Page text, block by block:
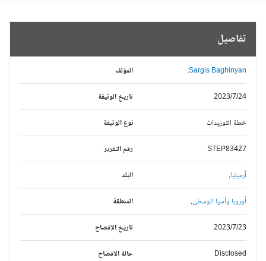
تفاصيل
المؤلف Sargis Baghinyan;
تاريخ الوثيقة 2023/7/24
نوع الوثيقة خطة التوريدات
رقم التقرير STEP83427
البلد أرمينيا,
المنطقة أوروبا وآسيا الوسطى,
تاريخ الإفصاح 2023/7/23
حالة الافصاح Disclosed